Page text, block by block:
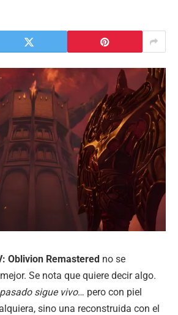
Oblivion Remastered no se
Se nota que quiere decir algo.
sigue vivo… pero con piel
sino una reconstruida con el